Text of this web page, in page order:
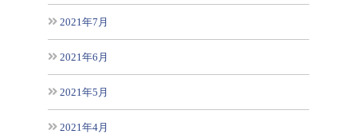
2021年7月
2021年6月
2021年5月
2021年4月